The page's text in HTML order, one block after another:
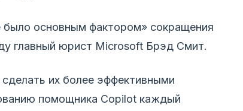
основным фактором» сокращения
главный юрист Microsoft Брэд Смит.
их более эффективными
помощника Copilot каждый